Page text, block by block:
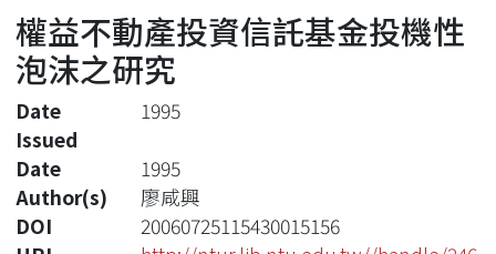
Statistics
權益不動產投資信託基金投機性
泡沫之研究
Date
Issued
1995
Date
1995
Author(s)
廖咸興
DOI
20060725115430015156